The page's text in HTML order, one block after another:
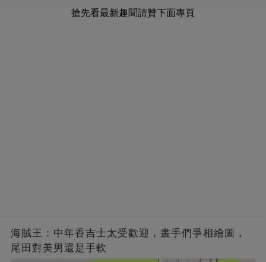
搶先看最新趣聞請贊下面專頁
海賊王：中年香吉士太受歡迎，畫手們爭相繪圖，
尾田對美男還是手軟